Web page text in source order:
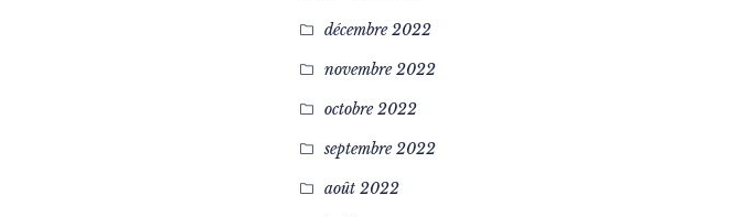
décembre 2022
novembre 2022
octobre 2022
septembre 2022
août 2022